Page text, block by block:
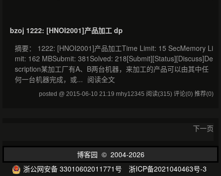
bzoj 1222: [HNOI2001]产品加工 dp
摘要： 1222: [HNOI2001]产品加工Time Limit: 15 SecMemory Li
mit: 162 MBSubmit: 381Solved: 218[Submit][Status][Discuss]De
scription某加工厂有A、B两台机器，来加工的产品可以由其中任
何一台机器完成，或... 阅读全文
posted @ 2015-06-10 21:19 mhy12345 阅读(315) 评论(0) 推荐(0)
下一页
博客园 © 2004-2026
浙公网安备 33010602011771号
浙ICP备2021040463号-3